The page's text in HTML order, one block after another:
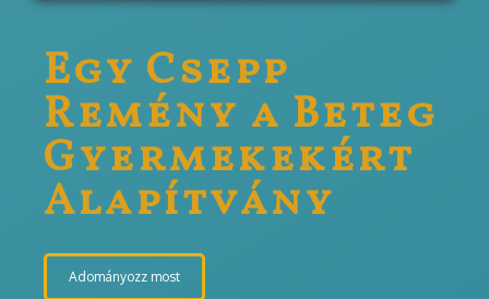
Egy Csepp
Remény a Beteg
Gyermekekért
Alapítvány
Adományozz most